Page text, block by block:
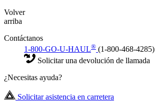
Volver
arriba
Contáctanos
1-800-GO-U-HAUL® (1-800-468-4285)
Solicitar una devolución de llamada
¿Necesitas ayuda?
Solicitar asistencia en carretera